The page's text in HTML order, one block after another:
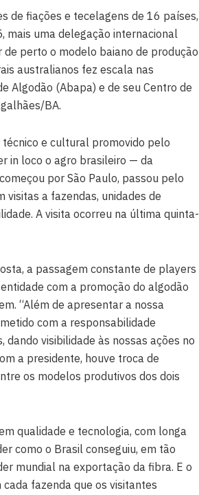
de fiações e tecelagens de 16 países,
mais uma delegação internacional
perto o modelo baiano de produção
australianos fez escala nas
Algodão (Abapa) e de seu Centro de
BA.
e cultural promovido pelo
in loco o agro brasileiro — da
por São Paulo, passou pelo
visitas a fazendas, unidades de
A visita ocorreu na última quinta-
a passagem constante de players
com a promoção do algodão
“Além de apresentar a nossa
com a responsabilidade
visibilidade às nossas ações no
a presidente, houve troca de
os modelos produtivos dos dois
qualidade e tecnologia, com longa
como o Brasil conseguiu, em tão
mundial na exportação da fibra. E o
fazenda que os visitantes